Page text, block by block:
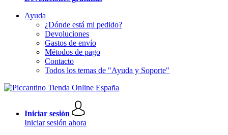
Ayuda
¿Dónde está mi pedido?
Devoluciones
Gastos de envío
Métodos de pago
Contacto
Todos los temas de "Ayuda y Soporte"
Iniciar sesión
Iniciar sesión ahora